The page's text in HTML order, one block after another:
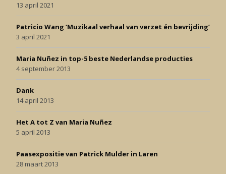
13 april 2021
Patricio Wang ‘Muzikaal verhaal van verzet én bevrijding’
3 april 2021
Maria Nuñez in top-5 beste Nederlandse producties
4 september 2013
Dank
14 april 2013
Het A tot Z van Maria Nuñez
5 april 2013
Paasexpositie van Patrick Mulder in Laren
28 maart 2013